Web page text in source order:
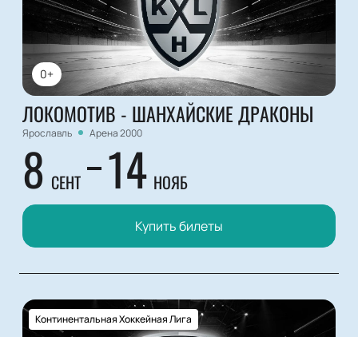
0+
ЛОКОМОТИВ - ШАНХАЙСКИЕ ДРАКОНЫ
Ярославль Арена 2000
8 СЕНТ 14 НОЯБ
Купить билеты
Континентальная Хоккейная Лига